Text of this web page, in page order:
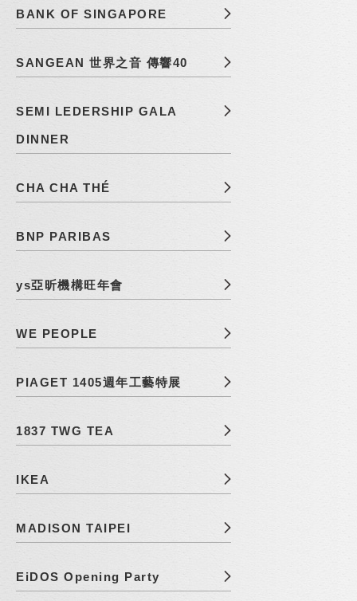
BANK OF SINGAPORE
SANGEAN 世界之音 傳響40
SEMI LEDERSHIP GALA
DINNER
CHA CHA THÉ
BNP PARIBAS
ys亞昕機構旺年會
WE PEOPLE
PIAGET 1405週年工藝特展
1837 TWG TEA
IKEA
MADISON TAIPEI
EiDOS Opening Party